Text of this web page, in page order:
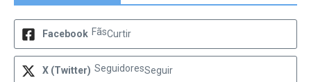
Facebook FãsCurtir
X (Twitter) SeguidoresSeguir